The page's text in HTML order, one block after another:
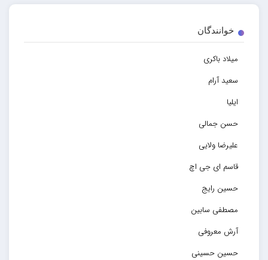
خوانندگان
میلاد باکری
سعید آرام
ایلیا
حسن جمالی
علیرضا ولایی
قاسم ای جی اچ
حسین رایج
مصطفی سابین
آرش معروفی
حسین حسینی